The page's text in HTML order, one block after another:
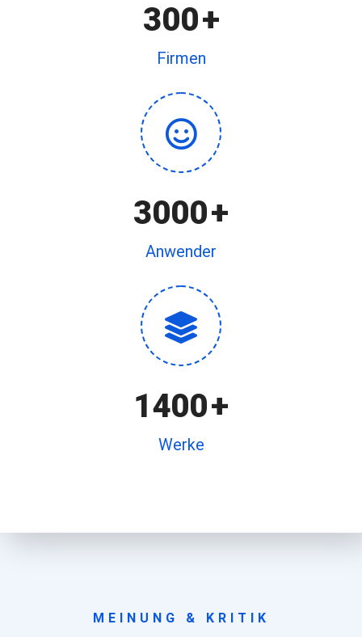
300+
Firmen
3000+
Anwender
1400+
Werke
MEINUNG & KRITIK